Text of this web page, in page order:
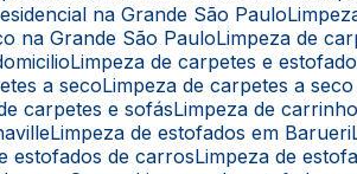
na Grande São Paulo
na Grande São Paulo Limpeza de
Limpeza de carpetes e
a seco Limpeza de carpetes a
carpetes e sofás Limpeza de
Limpeza de estofados em Barueri
estofados de carros Limpeza de